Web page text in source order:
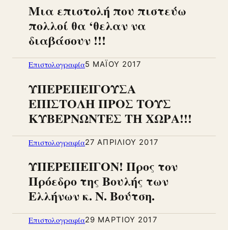
Μια επιστολή που πιστεύω
πολλοί θα ‘θελαν να
διαβάσουν !!!
Επιστολογραφία5 ΜΑΪ́ΟΥ 2017
ΥΠΕΡΕΠΕΙΓΟΥΣΑ
ΕΠΙΣΤΟΛΗ ΠΡΟΣ ΤΟΥΣ
ΚΥΒΕΡΝΩΝΤΕΣ ΤΗ ΧΩΡΑ!!!
Επιστολογραφία27 ΑΠΡΙΛΊΟΥ 2017
ΥΠΕΡΕΠΕΙΓΟΝ! Προς τον
Πρόεδρο της Βουλής των
Ελλήνων κ. Ν. Βούτση.
Επιστολογραφία29 ΜΑΡΤΊΟΥ 2017